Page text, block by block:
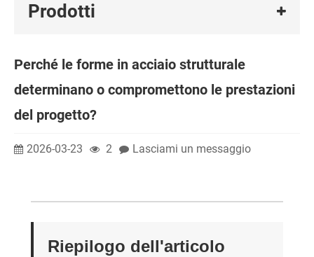
Prodotti
Perché le forme in acciaio strutturale
determinano o compromettono le prestazioni
del progetto?
2026-03-23 2 Lasciami un messaggio
Riepilogo dell'articolo